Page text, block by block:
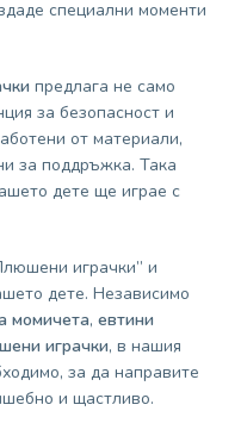
специални моменти
предлага не само
за безопасност и
от материали,
за поддръжка. Така
дете ще играе с
играчки” и
дете. Независимо
момичета, евтини
играчки, в нашия
за да направите
и щастливо.